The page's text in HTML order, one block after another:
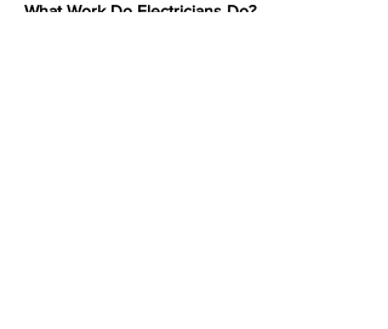
What Work Do Electricians Do?